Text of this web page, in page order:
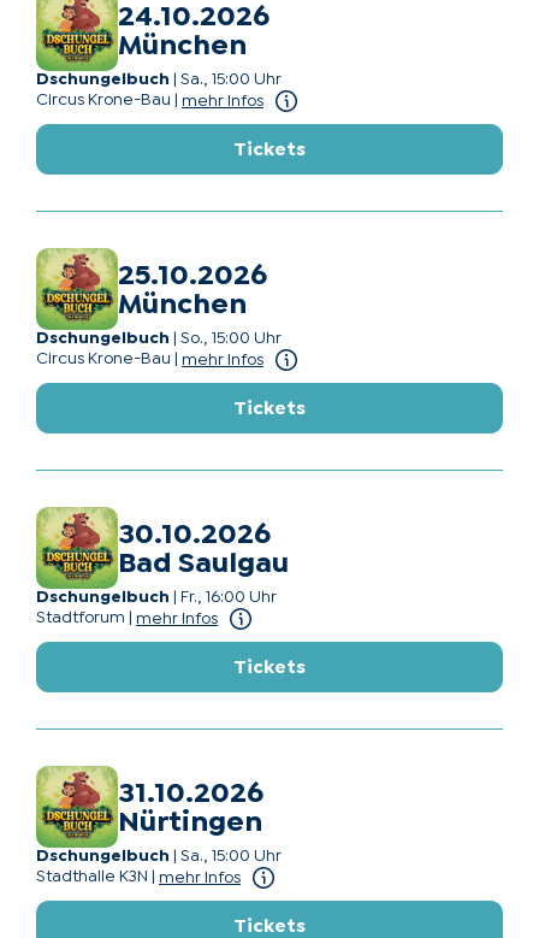
24.10.2026
München
Dschungelbuch
Sa., 15:00 Uhr
Circus Krone-Bau
mehr Infos
Tickets
25.10.2026
München
Dschungelbuch
So., 15:00 Uhr
Circus Krone-Bau
mehr Infos
Tickets
30.10.2026
Bad Saulgau
Dschungelbuch
Fr., 16:00 Uhr
Stadtforum
mehr Infos
Tickets
31.10.2026
Nürtingen
Dschungelbuch
Sa., 15:00 Uhr
Stadthalle K3N
mehr Infos
Tickets